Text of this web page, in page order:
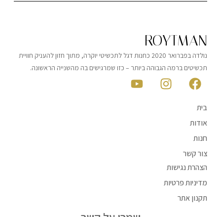
ROYTMAN
נולדה בפברואר 2020 כחנות דגל לתכשיטי יוקרה, מתוך חזון להעניק חוויית
תכשיטים ברמה הגבוהה ביותר – כזו שמרגישים בה מהשנייה הראשונה.
בית
אודות
חנות
צור קשר
הצהרת נגישות
מדיניות פרטיות
תקנון אתר